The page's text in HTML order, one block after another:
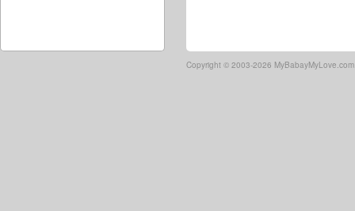
Copyright © 2003-2026